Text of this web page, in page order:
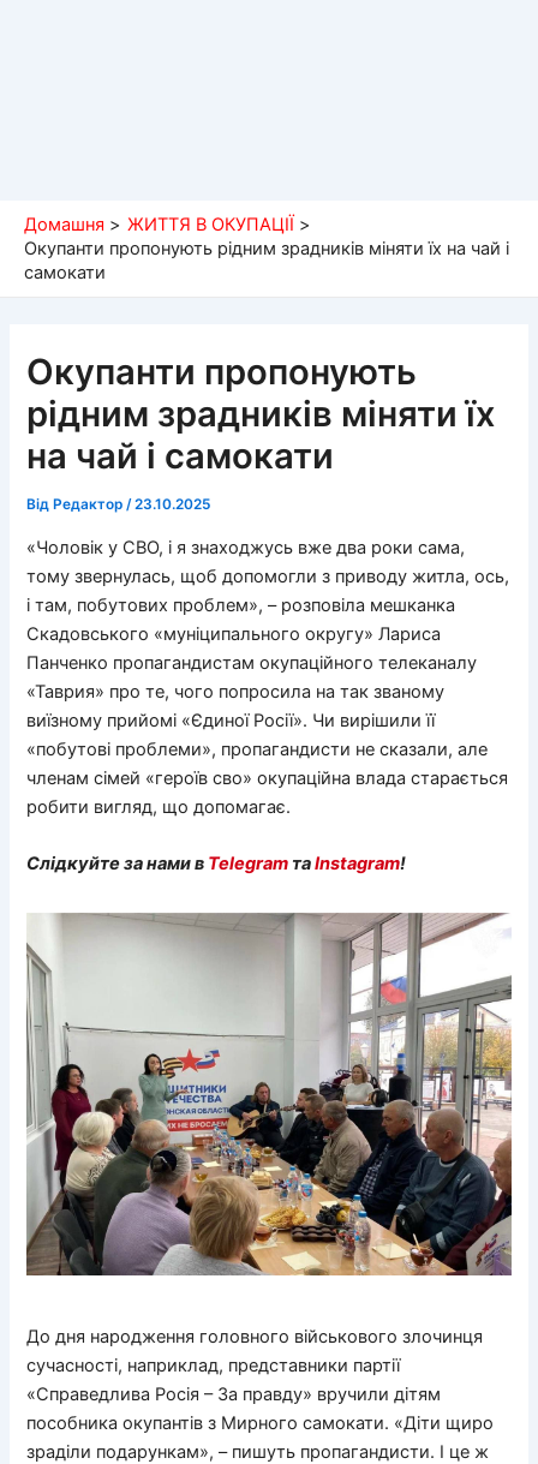
Домашня
ЖИТТЯ В ОКУПАЦІЇ
Окупанти пропонують рідним зрадників міняти їх на чай і
самокати
Окупанти пропонують
рідним зрадників міняти їх
на чай і самокати
Від Редактор/23.10.2025
«Чоловік у СВО, і я знаходжусь вже два роки сама,
тому звернулась, щоб допомогли з приводу житла, ось,
і там, побутових проблем», – розповіла мешканка
Скадовського «муніципального округу» Лариса
Панченко пропагандистам окупаційного телеканалу
«Таврия» про те, чого попросила на так званому
виїзному прийомі «Єдиної Росії». Чи вирішили її
«побутові проблеми», пропагандисти не сказали, але
членам сімей «героїв сво» окупаційна влада старається
робити вигляд, що допомагає.
Слідкуйте за нами в Telegram таInstagram!
До дня народження головного військового злочинця
сучасності, наприклад, представники партії
«Справедлива Росія – За правду» вручили дітям
пособника окупантів з Мирного самокати. «Діти щиро
зраділи подарункам», – пишуть пропагандисти. І це ж